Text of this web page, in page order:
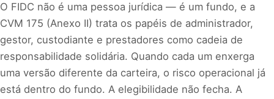
O FIDC não é uma pessoa jurídica — é um fundo, e a
CVM 175 (Anexo II) trata os papéis de administrador,
gestor, custodiante e prestadores como cadeia de
responsabilidade solidária. Quando cada um enxerga
uma versão diferente da carteira, o risco operacional já
está dentro do fundo. A elegibilidade não fecha. A